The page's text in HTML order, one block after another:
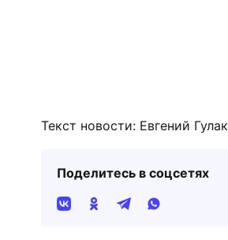
Текст новости: Евгений Гулак
Поделитесь в соцсетях